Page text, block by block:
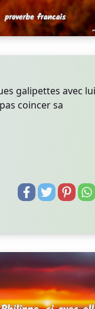
galipettes avec
coincer sa